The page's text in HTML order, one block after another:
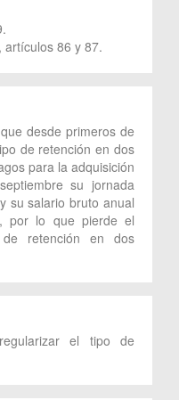
artículos 86 y 87.
desde primeros de
de retención en dos
para la adquisición
su jornada
su salario bruto anual
por lo que pierde el
retención en dos
el tipo de